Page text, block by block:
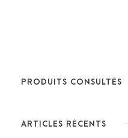
PRODUITS CONSULTÉS
ARTICLES RÉCENTS